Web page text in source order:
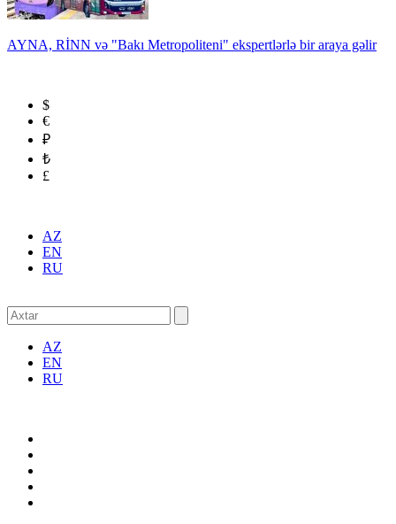
AYNA, RİNN və "Bakı Metropoliteni" ekspertlərlə bir araya gəlir
$
€
₽
₺
£
AZ
EN
RU
AZ
EN
RU